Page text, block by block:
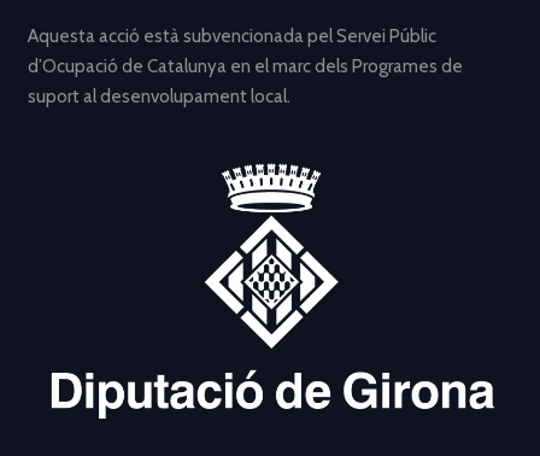
Aquesta acció està subvencionada pel Servei Públic
d’Ocupació de Catalunya en el marc dels Programes de
suport al desenvolupament local.